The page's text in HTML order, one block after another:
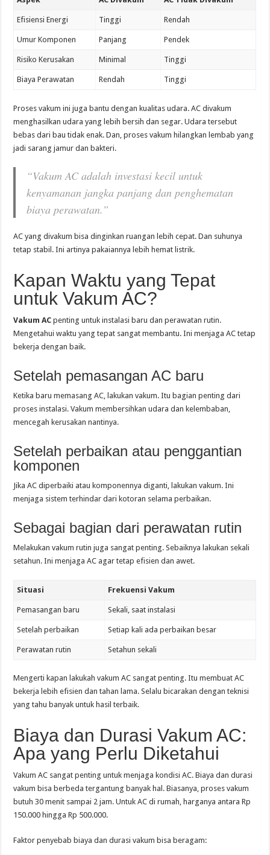
Efisiensi Energi Tinggi Rendah
Umur Komponen Panjang Pendek
Risiko Kerusakan Minimal Tinggi
Biaya Perawatan Rendah Tinggi
Proses vakum ini juga bantu dengan kualitas udara. AC divakum
menghasilkan udara yang lebih bersih dan segar. Udara tersebut
bebas dari bau tidak enak. Dan, proses vakum hilangkan lembab yang
jadi sarang jamur dan bakteri.
“Vakum AC adalah investasi kecil untuk
kenyamanan jangka panjang dan penghematan
biaya perawatan.”
AC yang divakum bisa dinginkan ruangan lebih cepat. Dan suhunya
tetap stabil. Ini artinya pakaiannya lebih hemat listrik.
Kapan Waktu yang Tepat
untuk Vakum AC?
Vakum AC penting untuk instalasi baru dan perawatan rutin.
Mengetahui waktu yang tepat sangat membantu. Ini menjaga AC tetap
bekerja dengan baik.
Setelah pemasangan AC baru
Ketika baru memasang AC, lakukan vakum. Itu bagian penting dari
proses instalasi. Vakum membersihkan udara dan kelembaban,
mencegah kerusakan nantinya.
Setelah perbaikan atau penggantian
komponen
Jika AC diperbaiki atau komponennya diganti, lakukan vakum. Ini
menjaga sistem terhindar dari kotoran selama perbaikan.
Sebagai bagian dari perawatan rutin
Melakukan vakum rutin juga sangat penting. Sebaiknya lakukan sekali
setahun. Ini menjaga AC agar tetap efisien dan awet.
Situasi Frekuensi Vakum
Pemasangan baru Sekali, saat instalasi
Setelah perbaikan Setiap kali ada perbaikan besar
Perawatan rutin Setahun sekali
Mengerti kapan lakukah vakum AC sangat penting. Itu membuat AC
bekerja lebih efisien dan tahan lama. Selalu bicarakan dengan teknisi
yang tahu banyak untuk hasil terbaik.
Biaya dan Durasi Vakum AC:
Apa yang Perlu Diketahui
Vakum AC sangat penting untuk menjaga kondisi AC. Biaya dan durasi
vakum bisa berbeda tergantung banyak hal. Biasanya, proses vakum
butuh 30 menit sampai 2 jam. Untuk AC di rumah, harganya antara Rp
150.000 hingga Rp 500.000.
Faktor penyebab biaya dan durasi vakum bisa beragam: